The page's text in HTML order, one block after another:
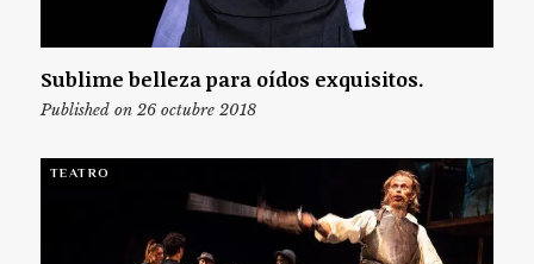
Sublime belleza para oídos exquisitos.
Published on 26 octubre 2018
TEATRO